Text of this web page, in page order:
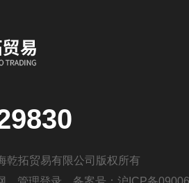
乾拓贸易有限公司版权所有